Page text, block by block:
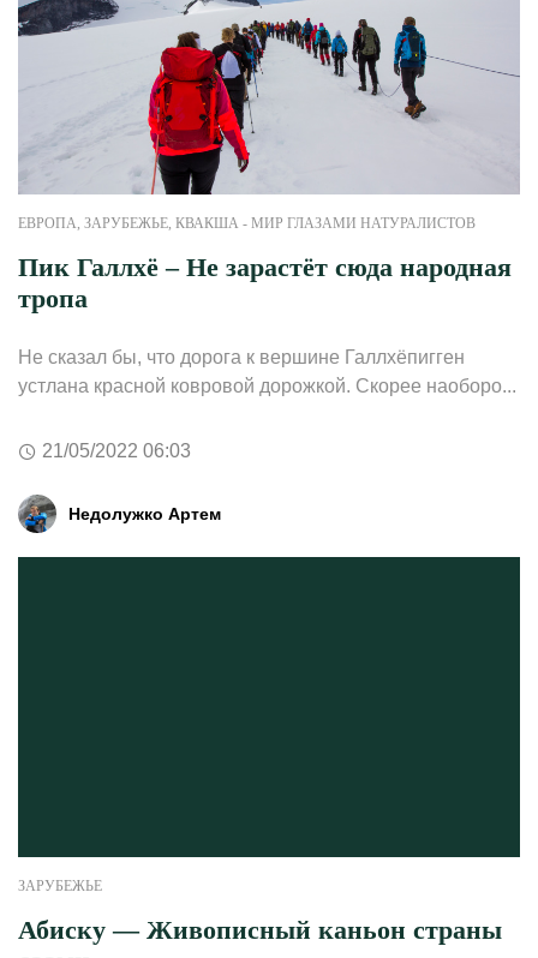
ЕВРОПА, ЗАРУБЕЖЬЕ, КВАКША - МИР ГЛАЗАМИ НАТУРАЛИСТОВ
Пик Галлхё – Не зарастёт сюда народная
тропа
Не сказал бы, что дорога к вершине Галлхёпигген
устлана красной ковровой дорожкой. Скорее наоборо...
21/05/2022 06:03
Недолужко Артем
ЗАРУБЕЖЬЕ
Абиску — Живописный каньон страны